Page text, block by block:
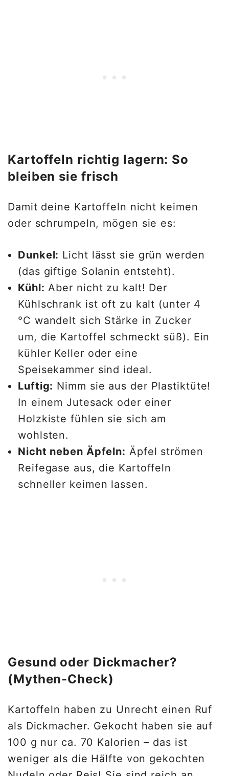
Kartoffeln richtig lagern: So
bleiben sie frisch
Damit deine Kartoffeln nicht keimen
oder schrumpeln, mögen sie es:
Dunkel: Licht lässt sie grün werden
(das giftige Solanin entsteht).
Kühl: Aber nicht zu kalt! Der
Kühlschrank ist oft zu kalt (unter 4
°C wandelt sich Stärke in Zucker
um, die Kartoffel schmeckt süß). Ein
kühler Keller oder eine
Speisekammer sind ideal.
Luftig: Nimm sie aus der Plastiktüte!
In einem Jutesack oder einer
Holzkiste fühlen sie sich am
wohlsten.
Nicht neben Äpfeln: Äpfel strömen
Reifegase aus, die Kartoffeln
schneller keimen lassen.
Gesund oder Dickmacher?
(Mythen-Check)
Kartoffeln haben zu Unrecht einen Ruf
als Dickmacher. Gekocht haben sie auf
100 g nur ca. 70 Kalorien – das ist
weniger als die Hälfte von gekochten